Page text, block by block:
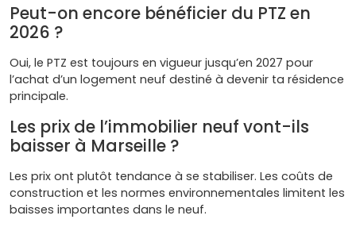
Peut-on encore bénéficier du PTZ en
2026 ?
Oui, le PTZ est toujours en vigueur jusqu’en 2027 pour
l’achat d’un logement neuf destiné à devenir ta résidence
principale.
Les prix de l’immobilier neuf vont-ils
baisser à Marseille ?
Les prix ont plutôt tendance à se stabiliser. Les coûts de
construction et les normes environnementales limitent les
baisses importantes dans le neuf.